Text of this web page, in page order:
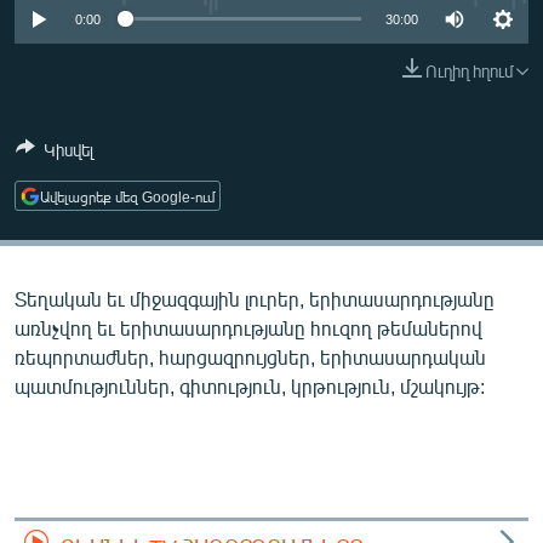
ՄԻՋԱԶԳԱՅԻՆ
ՄԵԿՆԱԲԱՆՈՒԹՅՈՒՆ
ՏՏ ԵՒ ԻՆՏԵՐՆԵՏ
ԿՈՐՈՆԱՎԻՐՈՒՍ
ՏԵՍԱՆՅՈՒԹԵՐ
ԲԱՆԱՎԵՃ
Հայերեն
0:00 30:00
Ուղիղ հղում
Կիսվել
Ավելացրեք մեզ Google-ում
Տեղական եւ միջազգային լուրեր, երիտասարդությանը
առնչվող եւ երիտասարդությանը հուզող թեմաներով
ռեպորտաժներ, հարցազրույցներ, երիտասարդական
պատմություններ, գիտություն, կրթություն, մշակույթ: